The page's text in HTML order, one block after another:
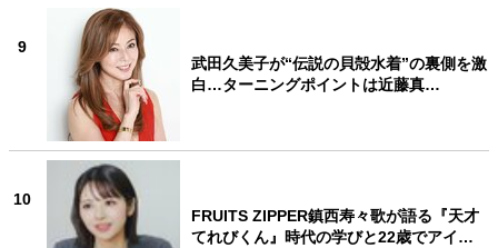
9
武田久美子が“伝説の貝殻水着”の裏側を激
白…ターニングポイントは近藤真…
10
FRUITS ZIPPER鎮西寿々歌が語る『天才
てれびくん』時代の学びと22歳でアイ…